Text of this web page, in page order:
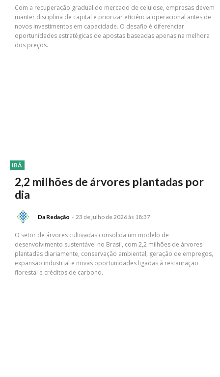
Com a recuperação gradual do mercado de celulose, empresas devem
manter disciplina de capital e priorizar eficiência operacional antes de
novos investimentos em capacidade. O desafio é diferenciar
oportunidades estratégicas de apostas baseadas apenas na melhora
dos preços.
IBÁ
2,2 milhões de árvores plantadas por
dia
Da Redação - 23 de julho de 2026 às 18:37
O setor de árvores cultivadas consolida um modelo de
desenvolvimento sustentável no Brasil, com 2,2 milhões de árvores
plantadas diariamente, conservação ambiental, geração de empregos,
expansão industrial e novas oportunidades ligadas à restauração
florestal e créditos de carbono.